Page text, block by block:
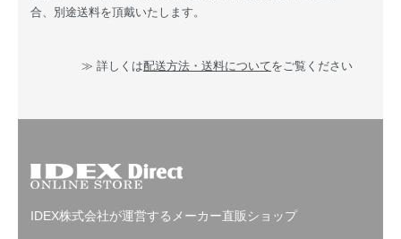
合、別途送料を頂戴いたします。
≫ 詳しくは配送方法・送料についてをご覧ください
IDEX株式会社が運営するメーカー直販ショップ